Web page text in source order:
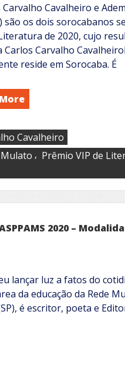
Carvalho Cavalheiro e
são os dois sorocabanos
de 2020, cujo
Carlos Carvalho
reside em Sorocaba. É
Cavalheiro
Mulato , Prêmio VIP de
2020 –
lançar luz a fatos do
da educação da Rede
é escritor, poeta e